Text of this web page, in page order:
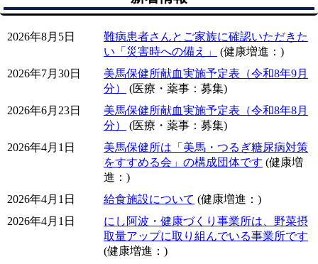
2026年8月5日
難病患者さんとご家族に確認いただきた
い「災害時への備え」
(健康増進：)
2026年7月30日
美馬保健所献血実施予定表（令和8年9月
分）
(医療・薬事：募集)
2026年6月23日
美馬保健所献血実施予定表（令和8年8月
分）
(医療・薬事：募集)
2026年4月1日
美馬保健所は「美馬・つるぎ糖尿病対策
をすすめる会」の構成団体です (健康増
進：)
2026年4月1日
給食施設について (健康増進：)
2026年4月1日
にし阿波・健康づくり事業所は、野菜摂
取量アップに取り組んでいる事業所です
(健康増進：)